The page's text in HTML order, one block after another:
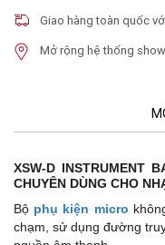
Giao hàng toàn quốc
Mở rộng hệ thống
XSW-D INSTRUMENT
CHUYÊN DÙNG CHO
Bộ phụ kiện micro
chạm, sử dụng đường